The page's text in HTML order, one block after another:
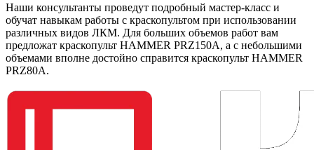
Наши консультанты проведут подробный мастер-класс и
обучат навыкам работы с краскопультом при использовании
различных видов ЛКМ. Для больших объемов работ вам
предложат краскопульт HAMMER PRZ150A, а с небольшими
объемами вполне достойно справится краскопульт HAMMER
PRZ80A.